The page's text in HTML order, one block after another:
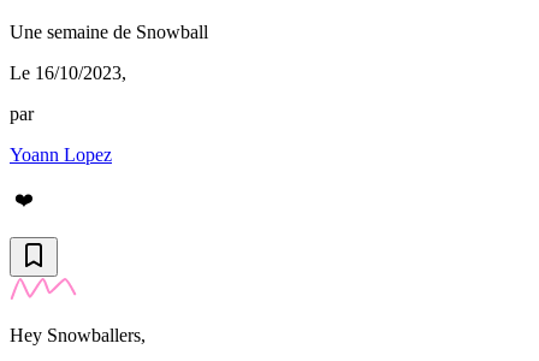
Une semaine de Snowball
Le 16/10/2023,
par
Yoann Lopez
❤️
Hey Snowballers,